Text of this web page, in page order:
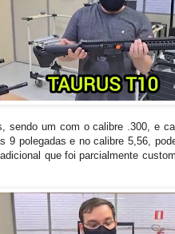
um com o calibre .300, e
9 polegadas e no calibre 5,56,
que foi parcialmente